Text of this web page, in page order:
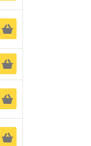
Ä
Ä
Ä
Ä